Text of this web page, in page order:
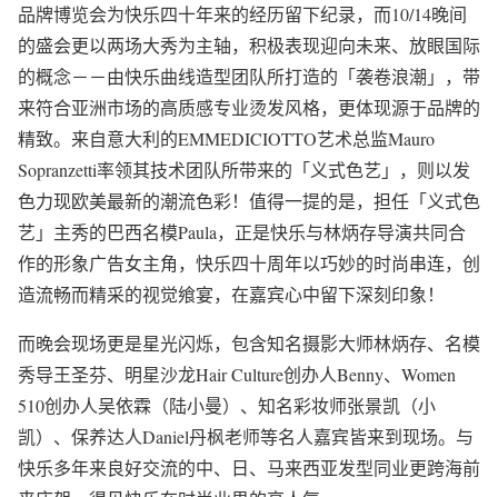
品牌博览会为快乐四十年来的经历留下纪录，而10/14晚间
的盛会更以两场大秀为主轴，积极表现迎向未来、放眼国际
的概念－－由快乐曲线造型团队所打造的「袭卷浪潮」，带
来符合亚洲市场的高质感专业烫发风格，更体现源于品牌的
精致。来自意大利的EMMEDICIOTTO艺术总监Mauro
Sopranzetti率领其技术团队所带来的「义式色艺」，则以发
色力现欧美最新的潮流色彩！值得一提的是，担任「义式色
艺」主秀的巴西名模Paula，正是快乐与林炳存导演共同合
作的形象广告女主角，快乐四十周年以巧妙的时尚串连，创
造流畅而精采的视觉飨宴，在嘉宾心中留下深刻印象！
而晚会现场更是星光闪烁，包含知名摄影大师林炳存、名模
秀导王圣芬、明星沙龙Hair Culture创办人Benny、Women
510创办人吴依霖（陆小曼）、知名彩妆师张景凯（小
凯）、保养达人Daniel丹枫老师等名人嘉宾皆来到现场。与
快乐多年来良好交流的中、日、马来西亚发型同业更跨海前